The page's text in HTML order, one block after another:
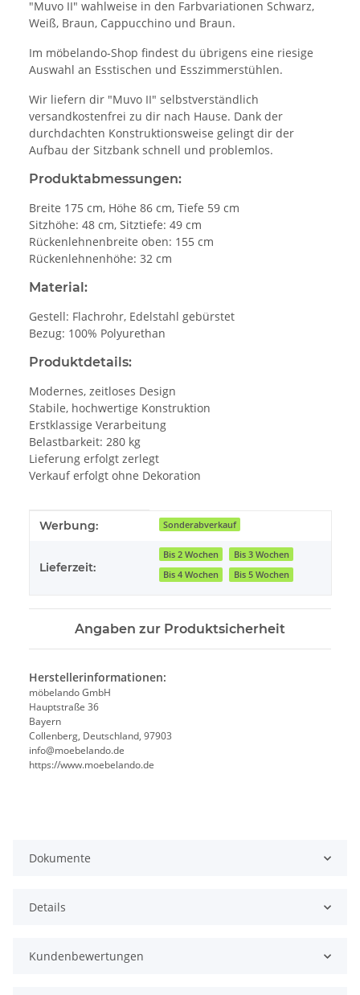
"Muvo II" wahlweise in den Farbvariationen Schwarz,
Weiß, Braun, Cappucchino und Braun.
Im möbelando-Shop findest du übrigens eine riesige
Auswahl an Esstischen und Esszimmerstühlen.
Wir liefern dir "Muvo II" selbstverständlich
versandkostenfrei zu dir nach Hause. Dank der
durchdachten Konstruktionsweise gelingt dir der
Aufbau der Sitzbank schnell und problemlos.
Produktabmessungen:
Breite 175 cm, Höhe 86 cm, Tiefe 59 cm
Sitzhöhe: 48 cm, Sitztiefe: 49 cm
Rückenlehnenbreite oben: 155 cm
Rückenlehnenhöhe: 32 cm
Material:
Gestell: Flachrohr, Edelstahl gebürstet
Bezug: 100% Polyurethan
Produktdetails:
Modernes, zeitloses Design
Stabile, hochwertige Konstruktion
Erstklassige Verarbeitung
Belastbarkeit: 280 kg
Lieferung erfolgt zerlegt
Verkauf erfolgt ohne Dekoration
Produkteigenschaft
Wert
Werbung: Sonderabverkauf
Lieferzeit:
Bis 2 Wochen
Bis 3 Wochen
Bis 4 Wochen
Bis 5 Wochen
Angaben zur Produktsicherheit
Herstellerinformationen:
möbelando GmbH
Hauptstraße 36
Bayern
Collenberg, Deutschland, 97903
info@moebelando.de
https://www.moebelando.de
Dokumente
Details
Kundenbewertungen